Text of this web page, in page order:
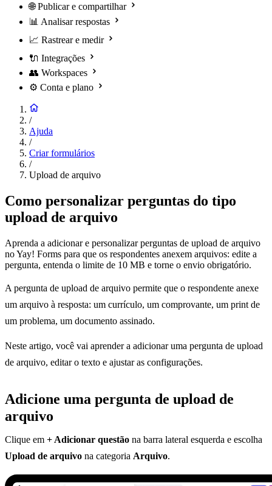
🌐 Publicar e compartilhar
📊 Analisar respostas
📈 Rastrear e medir
🔌 Integrações
👥 Workspaces
⚙️ Conta e plano
/
Ajuda
/
Criar formulários
/
Upload de arquivo
Como personalizar perguntas do tipo
upload de arquivo
Aprenda a adicionar e personalizar perguntas de upload de arquivo
no Yay! Forms para que os respondentes anexem arquivos: edite a
pergunta, entenda o limite de 10 MB e torne o envio obrigatório.
A pergunta de upload de arquivo permite que o respondente anexe
um arquivo à resposta: um currículo, um comprovante, um print de
um problema, um documento assinado.
Neste artigo, você vai aprender a adicionar uma pergunta de upload
de arquivo, editar o texto e ajustar as configurações.
Adicione uma pergunta de upload de
arquivo
Clique em + Adicionar questão na barra lateral esquerda e escolha
Upload de arquivo na categoria Arquivo.